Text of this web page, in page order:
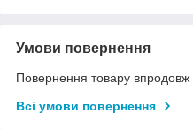
Умови повернення
Повернення товару впродовж
Всі умови повернення